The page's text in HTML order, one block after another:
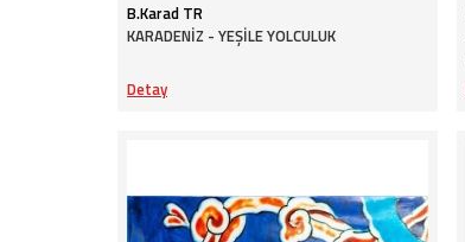
B.Karad TR
KARADENİZ - YEŞİLE YOLCULUK
Detay